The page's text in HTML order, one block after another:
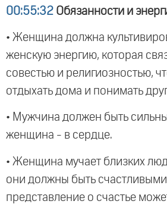
00:55:32 Обязанности и
• Женщина должна
женскую энергию, которая
совестью и религиозностью,
отдыхать дома и понимать
• Мужчина должен быть
женщина - в сердце.
• Женщина мучает близких
они должны быть
представление о счастье